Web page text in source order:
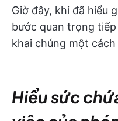
Giờ đây, khi đã hiểu
bước quan trọng
khai chúng một cách
Hiểu sức